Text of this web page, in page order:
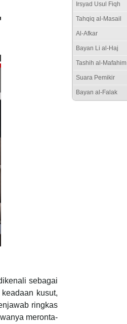
sebagai
kusut,
ringkas
meronta-
Irsyad Usul Fiqh
Tahqiq al-Masail
Al-Afkar
Bayan Li al-Haj
Tashih al-Mafahim
Suara Pemikir
Bayan al-Falak